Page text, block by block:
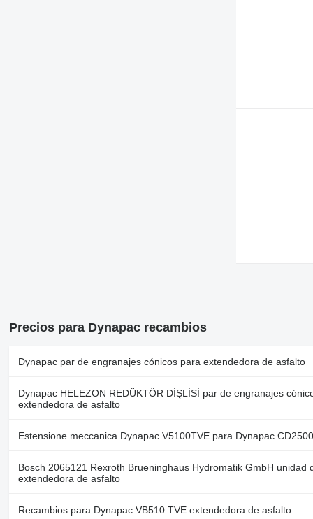
Precios para Dynapac recambios
Dynapac par de engranajes cónicos para extendedora de asfalto
Dynapac HELEZON REDÜKTÖR DİŞLİSİ par de engranajes
extendedora de asfalto
Estensione meccanica Dynapac V5100TVE para Dynapac
Bosch 2065121 Rexroth Brueninghaus Hydromatik GmbH unidad
extendedora de asfalto
Recambios para Dynapac VB510 TVE extendedora de asfalto